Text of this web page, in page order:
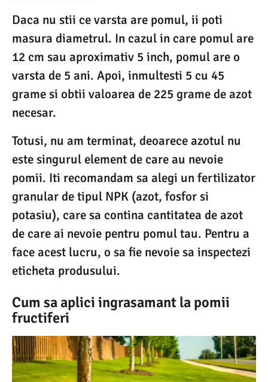
Daca nu stii ce varsta are pomul, ii poti
masura diametrul. In cazul in care pomul are
12 cm sau aproximativ 5 inch, pomul are o
varsta de 5 ani. Apoi, inmultesti 5 cu 45
grame si obtii valoarea de 225 grame de azot
necesar.
Totusi, nu am terminat, deoarece azotul nu
este singurul element de care au nevoie
pomii. Iti recomandam sa alegi un fertilizator
granular de tipul NPK (azot, fosfor si
potasiu), care sa contina cantitatea de azot
de care ai nevoie pentru pomul tau. Pentru a
face acest lucru, o sa fie nevoie sa inspectezi
eticheta produsului.
Cum sa aplici ingrasamant la pomii
fructiferi